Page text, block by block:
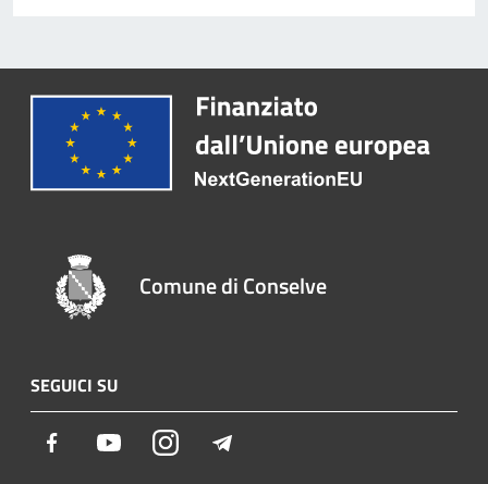
Comune di Conselve
SEGUICI SU
Facebook YoutubeInstagram